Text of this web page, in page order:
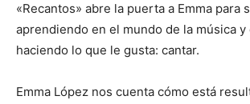
«Recantos» abre la puerta a Emma para
aprendiendo en el mundo de la música
haciendo lo que le gusta: cantar.
Emma López nos cuenta cómo está